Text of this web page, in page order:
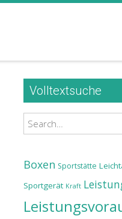
Volltextsuche
Search
Boxen Sportstätte
Sportgerät Kraft